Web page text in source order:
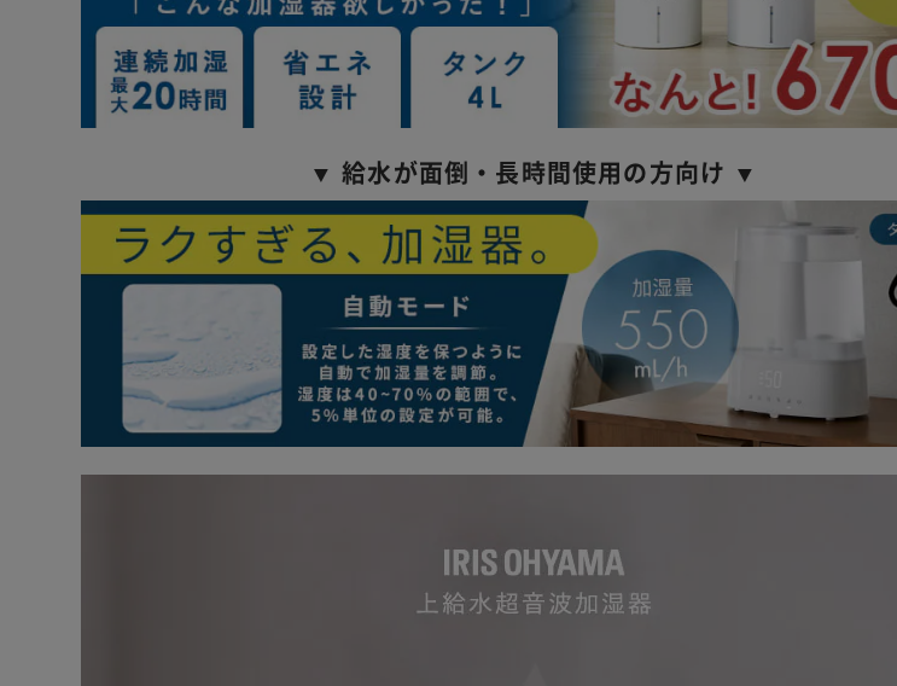
▼ 給水が面倒・長時間使用の方向け ▼